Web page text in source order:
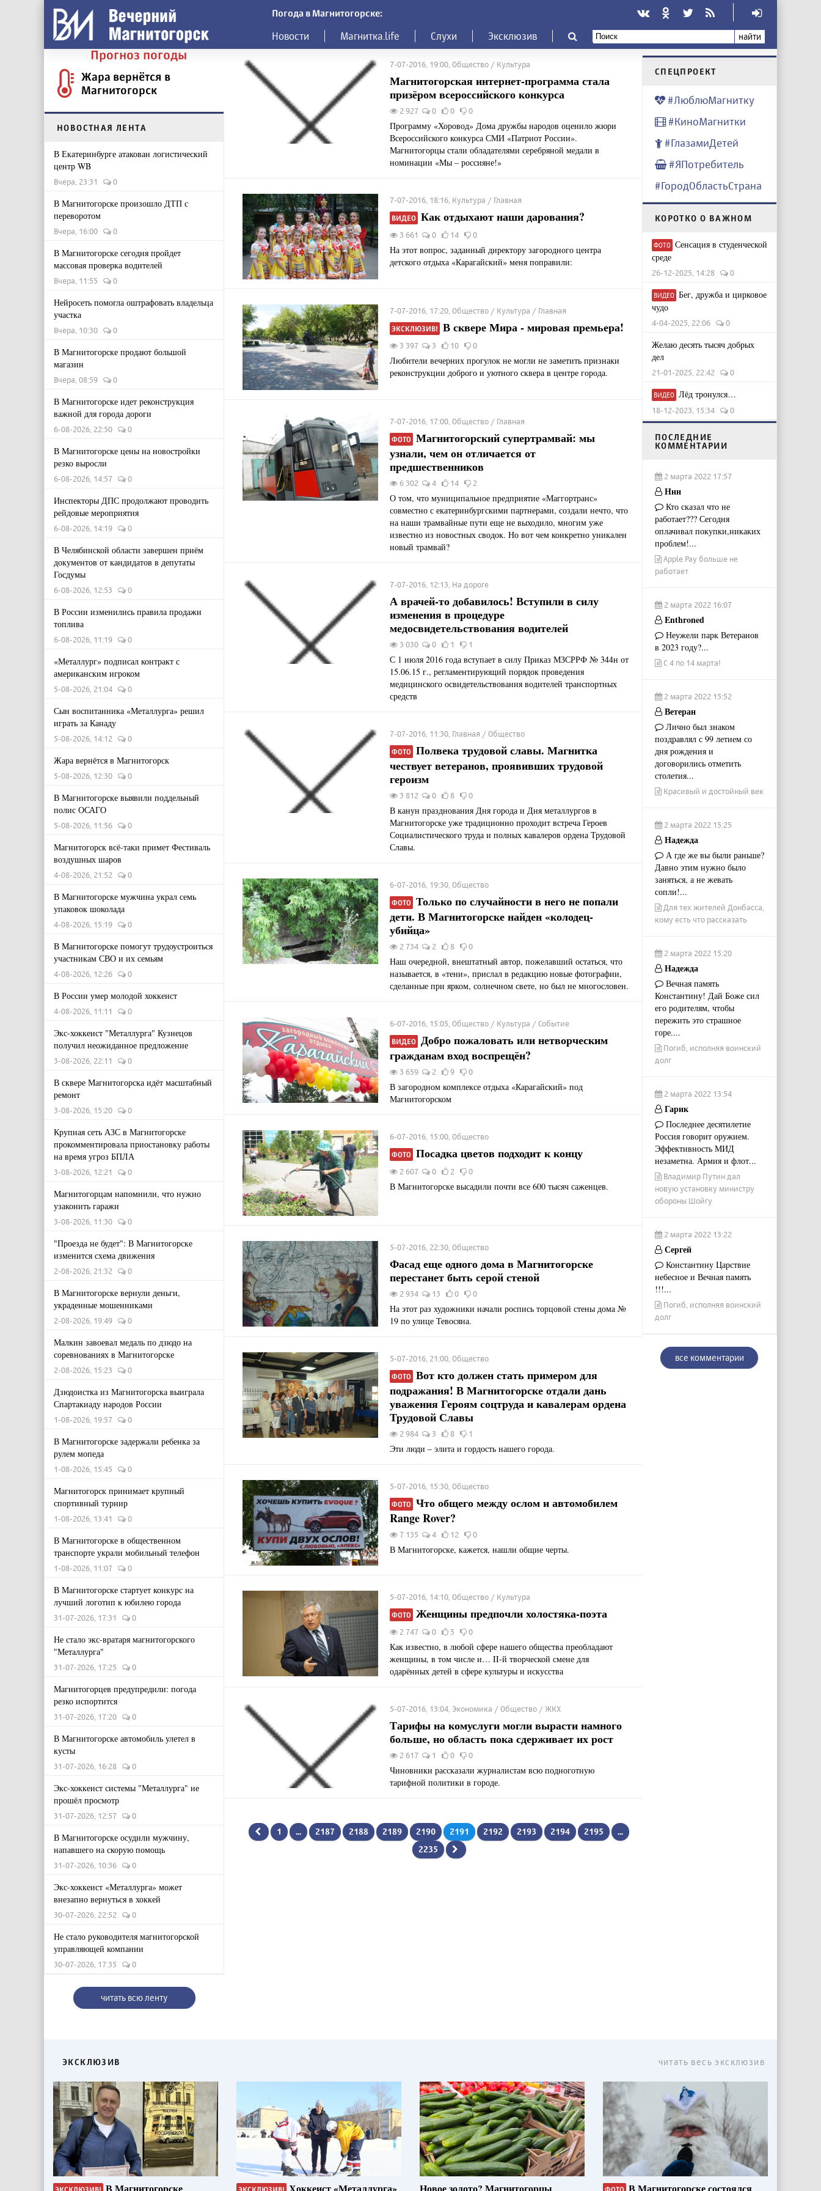
Погода в Магнитогорске:
Новости Магнитка.life Слухи Эксклюзив найти
Прогноз погоды
Жара вернётся в
Магнитогорск
НОВОСТНАЯ ЛЕНТА
В Екатеринбурге атакован логистический
центр WB
Вчера, 23:31 0
В Магнитогорске произошло ДТП с
переворотом
Вчера, 16:00 0
В Магнитогорске сегодня пройдет
массовая проверка водителей
Вчера, 11:55 0
Нейросеть помогла оштрафовать владельца
участка
Вчера, 10:30 0
В Магнитогорске продают большой
магазин
Вчера, 08:59 0
В Магнитогорске идет реконструкция
важной для города дороги
6-08-2026, 22:50 0
В Магнитогорске цены на новостройки
резко выросли
6-08-2026, 14:57 0
Инспекторы ДПС продолжают проводить
рейдовые мероприятия
6-08-2026, 14:19 0
В Челябинской области завершен приём
документов от кандидатов в депутаты
Госдумы
6-08-2026, 12:53 0
В России изменились правила продажи
топлива
6-08-2026, 11:19 0
«Металлург» подписал контракт с
американским игроком
5-08-2026, 21:04 0
Сын воспитанника «Металлурга» решил
играть за Канаду
5-08-2026, 14:12 0
Жара вернётся в Магнитогорск
5-08-2026, 12:30 0
В Магнитогорске выявили поддельный
полис ОСАГО
5-08-2026, 11:56 0
Магнитогорск всё-таки примет Фестиваль
воздушных шаров
4-08-2026, 21:52 0
В Магнитогорске мужчина украл семь
упаковок шоколада
4-08-2026, 15:19 0
В Магнитогорске помогут трудоустроиться
участникам СВО и их семьям
4-08-2026, 12:26 0
В России умер молодой хоккеист
4-08-2026, 11:11 0
Экс-хоккеист "Металлурга" Кузнецов
получил неожиданное предложение
3-08-2026, 22:11 0
В сквере Магнитогорска идёт масштабный
ремонт
3-08-2026, 15:20 0
Крупная сеть АЗС в Магнитогорске
прокомментировала приостановку работы
на время угроз БПЛА
3-08-2026, 12:21 0
Магнитогорцам напомнили, что нужно
узаконить гаражи
3-08-2026, 11:30 0
"Проезда не будет": В Магнитогорске
изменится схема движения
2-08-2026, 21:32 0
В Магнитогорске вернули деньги,
украденные мошенниками
2-08-2026, 19:49 0
Малкин завоевал медаль по дзюдо на
соревнованиях в Магнитогорске
2-08-2026, 15:23 0
Дзюдоистка из Магнитогорска выиграла
Спартакиаду народов России
1-08-2026, 19:57 0
В Магнитогорске задержали ребенка за
рулем мопеда
1-08-2026, 15:45 0
Магнитогорск принимает крупный
спортивный турнир
1-08-2026, 13:41 0
В Магнитогорске в общественном
транспорте украли мобильный телефон
1-08-2026, 11:07 0
В Магнитогорске стартует конкурс на
лучший логотип к юбилею города
31-07-2026, 17:31 0
Не стало экс-вратаря магнитогорского
"Металлурга"
31-07-2026, 17:25 0
Магнитогорцев предупредили: погода
резко испортится
31-07-2026, 17:20 0
В Магнитогорске автомобиль улетел в
кусты
31-07-2026, 16:28 0
Экс-хоккеист системы "Металлурга" не
прошёл просмотр
31-07-2026, 12:57 0
В Магнитогорске осудили мужчину,
напавшего на скорую помощь
31-07-2026, 10:36 0
Экс-хоккеист «Металлурга» может
внезапно вернуться в хоккей
30-07-2026, 22:52 0
Не стало руководителя магнитогорской
управляющей компании
30-07-2026, 17:35 0
читать всю ленту
7-07-2016, 19:00, Общество / Культура
Магнитогорская интернет-программа стала
призёром всероссийского конкурса
2 927 0 0 0
Программу «Хоровод» Дома дружбы народов оценило жюри
Всероссийского конкурса СМИ «Патриот России».
Магнитогорцы стали обладателями серебряной медали в
номинации «Мы – россияне!»
7-07-2016, 18:16, Культура / Главная
ВИДЕО Как отдыхают наши дарования?
3 661 0 14 0
На этот вопрос, заданный директору загородного центра
детского отдыха «Карагайский» меня поправили:
7-07-2016, 17:20, Общество / Культура / Главная
ЭКСКЛЮЗИВ! В сквере Мира - мировая премьера!
3 397 3 10 0
Любители вечерних прогулок не могли не заметить признаки
реконструкции доброго и уютного сквера в центре города.
7-07-2016, 17:00, Общество / Главная
ФОТО Магнитогорский супертрамвай: мы
узнали, чем он отличается от
предшественников
6 302 4 14 2
О том, что муниципальное предприятие «Маггортранс»
совместно с екатеринбургскими партнерами, создали нечто, что
на наши трамвайные пути еще не выходило, многим уже
известно из новостных сводок. Но вот чем конкретно уникален
новый трамвай?
7-07-2016, 12:13, На дороге
А врачей-то добавилось! Вступили в силу
изменения в процедуре
медосвидетельствования водителей
3 030 0 1 1
С 1 июля 2016 года вступает в силу Приказ МЗСРРФ № 344н от
15.06.15 г., регламентирующий порядок проведения
медицинского освидетельствования водителей транспортных
средств
7-07-2016, 11:30, Главная / Общество
ФОТО Полвека трудовой славы. Магнитка
чествует ветеранов, проявивших трудовой
героизм
3 812 0 8 0
В канун празднования Дня города и Дня металлургов в
Магнитогорске уже традиционно проходит встреча Героев
Социалистического труда и полных кавалеров ордена Трудовой
Славы.
6-07-2016, 19:30, Общество
ФОТО Только по случайности в него не попали
дети. В Магнитогорске найден «колодец-
убийца»
2 734 2 8 0
Наш очередной, внештатный автор, пожелавший остаться, что
называется, в «тени», прислал в редакцию новые фотографии,
сделанные при ярком, солнечном свете, но был не многословен.
6-07-2016, 15:05, Общество / Культура / Событие
ВИДЕО Добро пожаловать или нетворческим
гражданам вход воспрещён?
3 659 2 9 0
В загородном комплексе отдыха «Карагайский» под
Магнитогорском
6-07-2016, 15:00, Общество
ФОТО Посадка цветов подходит к концу
2 607 0 2 0
В Магнитогорске высадили почти все 600 тысяч саженцев.
5-07-2016, 22:30, Общество
Фасад еще одного дома в Магнитогорске
перестанет быть серой стеной
2 934 13 0 0
На этот раз художники начали роспись торцовой стены дома №
19 по улице Тевосяна.
5-07-2016, 21:00, Общество
ФОТО Вот кто должен стать примером для
подражания! В Магнитогорске отдали дань
уважения Героям соцтруда и кавалерам ордена
Трудовой Славы
2 984 3 8 1
Эти люди – элита и гордость нашего города.
5-07-2016, 15:30, Общество
ФОТО Что общего между ослом и автомобилем
Range Rover?
7 135 4 12 0
В Магнитогорске, кажется, нашли общие черты.
5-07-2016, 14:10, Общество / Культура
ФОТО Женщины предпочли холостяка-поэта
2 747 0 5 0
Как известно, в любой сфере нашего общества преобладают
женщины, в том числе и… II-й творческой смене для
одарённых детей в сфере культуры и искусства
5-07-2016, 13:04, Экономика / Общество / ЖКХ
Тарифы на комуслуги могли вырасти намного
больше, но область пока сдерживает их рост
2 617 1 0 0
Чиновники рассказали журналистам всю подноготную
тарифной политики в городе.
1 ... 2187 2188 2189 2190 2191 2192 2193 2194 2195
...
2235
CПЕЦПРОЕКТ
#ЛюблюМагнитку
#КиноМагнитки
#ГлазамиДетей
#ЯПотребитель
#ГородОбластьСтрана
КОРОТКО О ВАЖНОМ
ФОТО Сенсация в студенческой
среде
26-12-2025, 14:28 0
ВИДЕО Бег, дружба и цирковое
чудо
4-04-2025, 22:06 0
Желаю десять тысяч добрых
дел
21-01-2025, 22:42 0
ВИДЕО Лёд тронулся…
18-12-2023, 15:34 0
ПОСЛЕДНИЕ
КОММЕНТАРИИ
2 марта 2022 17:57
Ннн
Кто сказал что не
работает??? Сегодня
оплачивал покупки,никаких
проблем!...
Apple Pay больше не
работает
2 марта 2022 16:07
Enthroned
Неужели парк Ветеранов
в 2023 году?...
С 4 по 14 марта!
2 марта 2022 15:52
Ветеран
Лично был знаком
поздравлял с 99 летием со
дня рождения и
договорились отметить
столетия...
Красивый и достойный век
2 марта 2022 15:25
Надежда
А где же вы были раньше?
Давно этим нужно было
заняться, а не жевать
сопли!...
Для тех жителей Донбасса,
кому есть что рассказать
2 марта 2022 15:20
Надежда
Вечная память
Константину! Дай Боже сил
его родителям, чтобы
пережить это страшное
горе....
Погиб, исполняя воинский
долг
2 марта 2022 13:54
Гарик
Последнее десятилетие
Россия говорит оружием.
Эффективность МИД
незаметна. Армия и флот...
Владимир Путин дал
новую установку министру
обороны Шойгу
2 марта 2022 13:22
Сергей
Константину Царствие
небесное и Вечная память
!!!...
Погиб, исполняя воинский
долг
все комментарии
ЭКСКЛЮЗИВ читать весь эксклюзив